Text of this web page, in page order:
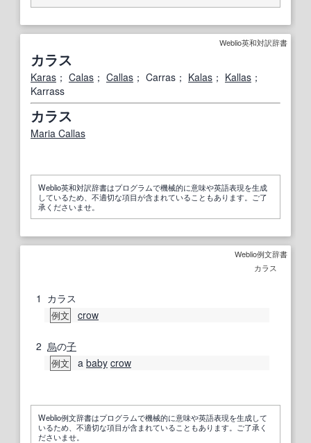
Weblio英和対訳辞書
カラス
Karas ； Calas ； Callas ； Carras； Kalas ； Kallas ；
Karrass
カラス
Maria Callas
Weblio英和対訳辞書はプログラムで機械的に意味や英語表現を生成
しているため、不適切な項目が含まれていることもあります。ご了
承くださいませ。
Weblio例文辞書
カラス
1 カラス
例文 crow
2 烏の子
例文 a baby crow
Weblio例文辞書はプログラムで機械的に意味や英語表現を生成して
いるため、不適切な項目が含まれていることもあります。ご了承く
ださいませ。